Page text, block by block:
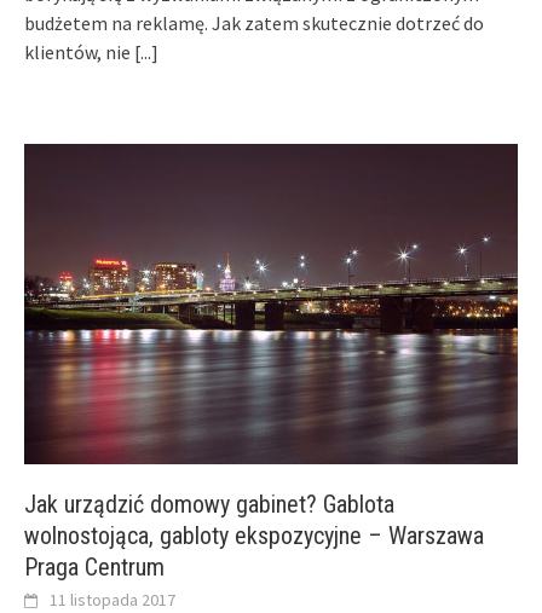
budżetem na reklamę. Jak zatem skutecznie dotrzeć do
klientów, nie [...]
Jak urządzić domowy gabinet? Gablota
wolnostojąca, gabloty ekspozycyjne – Warszawa
Praga Centrum
11 listopada 2017